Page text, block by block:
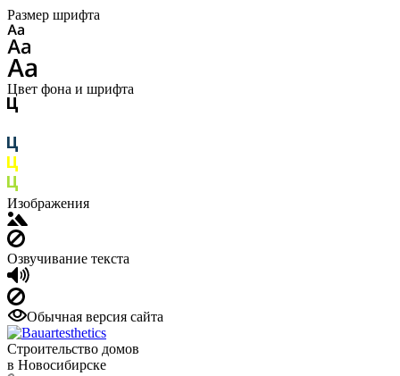
Размер шрифта
Цвет фона и шрифта
Изображения
Озвучивание текста
Обычная версия сайта
Строительство домов
в Новосибирске